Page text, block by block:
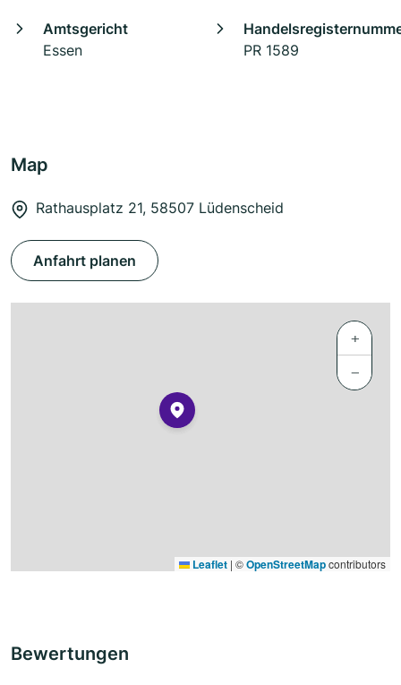
Amtsgericht
Essen
PR 1589
Map
Rathausplatz 21, 58507 Lüdenscheid
Anfahrt planen
+
−
Leaflet | ©OpenStreetMapcontributors
Bewertungen